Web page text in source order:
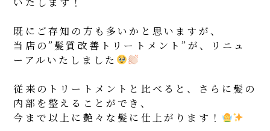
既にご存知の方も多いかと思いますが、
当店の”髪質改善トリートメント”が、リニュ
ーアルいたしました
従来のトリートメントと比べると、さらに髪の
内部を整えることができ、
今まで以上に艶々な髪に仕上がります！